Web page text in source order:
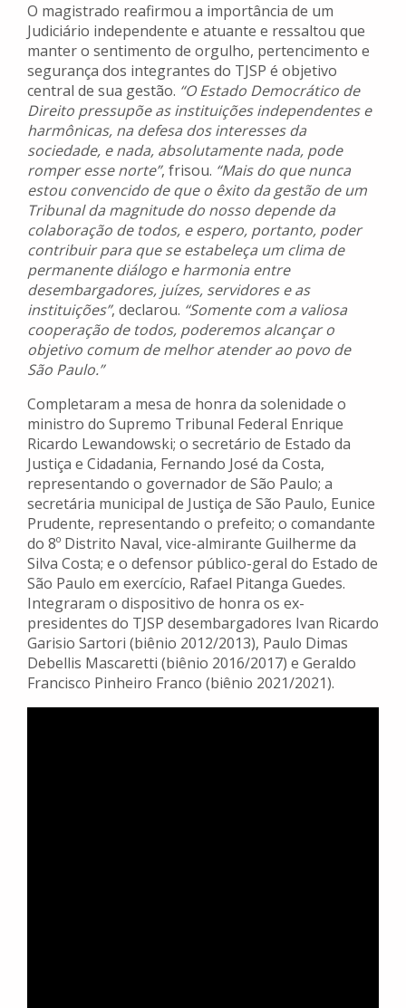
O magistrado reafirmou a importância de um
Judiciário independente e atuante e ressaltou que
manter o sentimento de orgulho, pertencimento e
segurança dos integrantes do TJSP é objetivo
central de sua gestão. “O Estado Democrático de
Direito pressupõe as instituições independentes e
harmônicas, na defesa dos interesses da
sociedade, e nada, absolutamente nada, pode
romper esse norte”, frisou. “Mais do que nunca
estou convencido de que o êxito da gestão de um
Tribunal da magnitude do nosso depende da
colaboração de todos, e espero, portanto, poder
contribuir para que se estabeleça um clima de
permanente diálogo e harmonia entre
desembargadores, juízes, servidores e as
instituições”, declarou. “Somente com a valiosa
cooperação de todos, poderemos alcançar o
objetivo comum de melhor atender ao povo de
São Paulo.”
Completaram a mesa de honra da solenidade o
ministro do Supremo Tribunal Federal Enrique
Ricardo Lewandowski; o secretário de Estado da
Justiça e Cidadania, Fernando José da Costa,
representando o governador de São Paulo; a
secretária municipal de Justiça de São Paulo, Eunice
Prudente, representando o prefeito; o comandante
do 8º Distrito Naval, vice-almirante Guilherme da
Silva Costa; e o defensor público-geral do Estado de
São Paulo em exercício, Rafael Pitanga Guedes.
Integraram o dispositivo de honra os ex-
presidentes do TJSP desembargadores Ivan Ricardo
Garisio Sartori (biênio 2012/2013), Paulo Dimas
Debellis Mascaretti (biênio 2016/2017) e Geraldo
Francisco Pinheiro Franco (biênio 2021/2021).